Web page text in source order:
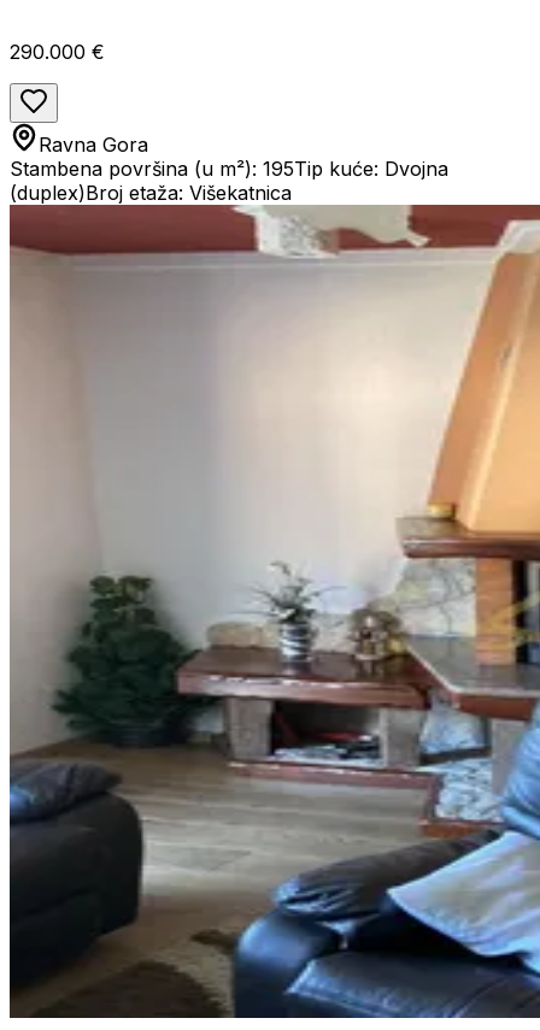
290.000 €
Ravna Gora
Stambena površina (u m²): 195Tip kuće: Dvojna
(duplex)Broj etaža: Višekatnica